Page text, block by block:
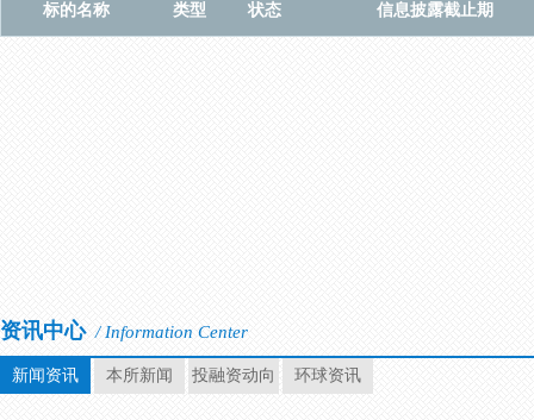
标的名称 类型 状态 信息披露截止期
资讯中心 / Information Center
新闻资讯 本所新闻 投融资动向 环球资讯